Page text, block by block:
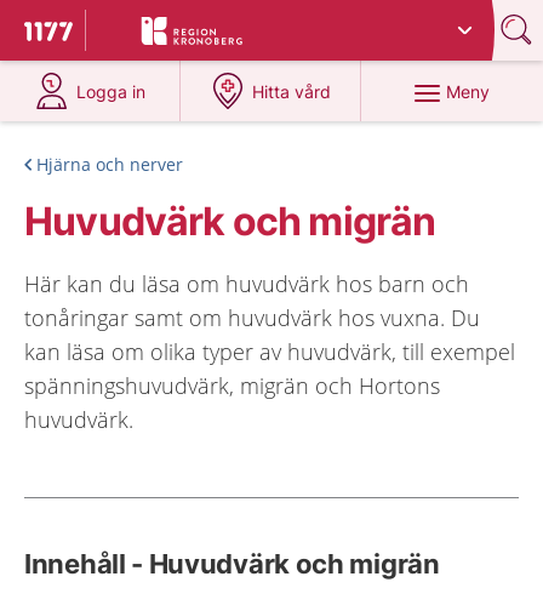
Till startsidan för 1177
Du har valt region
Logga in
på 1177.se
Hitta vård
på 1177.se
Meny
Hjärna och nerver
Huvudvärk och migrän
Här kan du läsa om huvudvärk hos barn och
tonåringar samt om huvudvärk hos vuxna. Du
kan läsa om olika typer av huvudvärk, till exempel
spänningshuvudvärk, migrän och Hortons
huvudvärk.
Innehåll - Huvudvärk och migrän